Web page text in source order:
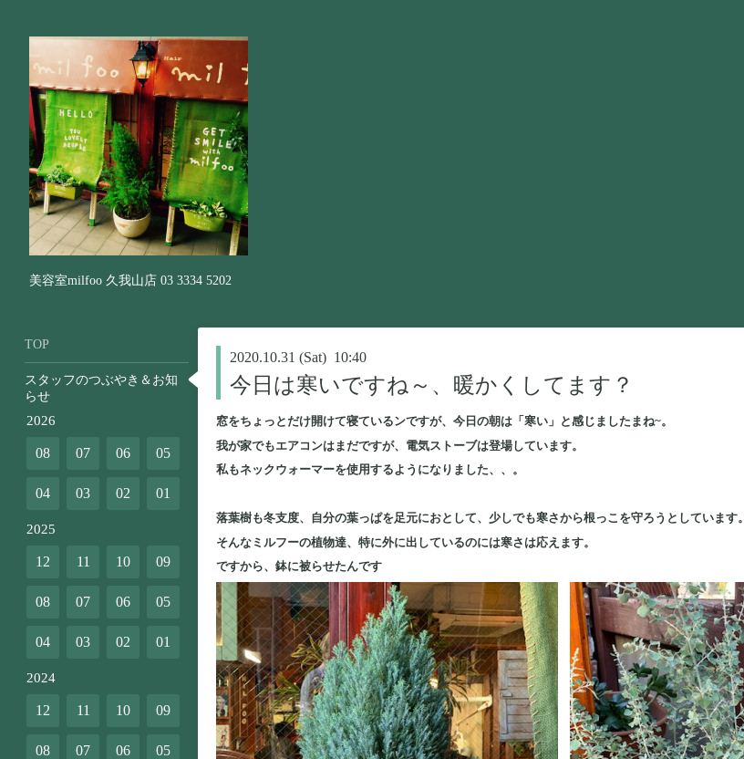
美容室milfoo 久我山店 03 3334 5202
2020.10.31 (Sat) 10:40
今日は寒いですね～、暖かくしてます？
窓をちょっとだけ開けて寝ているンですが、今日の朝は「寒い」と感じましたまね~。
我が家でもエアコンはまだですが、電気ストーブは登場しています。
私もネックウォーマーを使用するようになりました、、。
落葉樹も冬支度、自分の葉っぱを足元におとして、少しでも寒さから根っこを守ろうとしています。
そんなミルフーの植物達、特に外に出しているのには寒さは応えます。
ですから、鉢に被らせたんです
TOP
スタッフのつぶやき＆お知
らせ
2026
08 07 06 05
04 03 02 01
2025
12 11 10 09
08 07 06 05
04 03 02 01
2024
12 11 10 09
08 07 06 05